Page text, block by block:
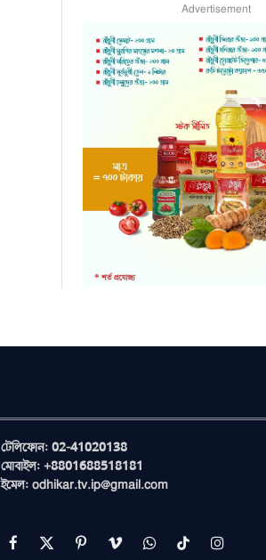
Advertisement
টেলিফোন: 02-41020138
মোবাইল: +8801688518181
ইমেল: odhikar.tv.ip@gmail.com
Facebook
X PinterestVimeoWhatsAppTikTokInstagram